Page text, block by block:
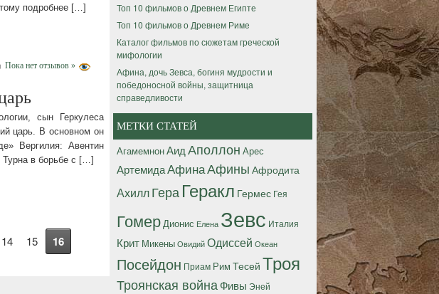
подробнее […]
Пока нет отзывов »
сын Геркулеса
царь. В основном он
Вергилия: Авентин
Турна в борьбе с […]
14 15 16
Топ 10 фильмов о Древнем Египте
Топ 10 фильмов о Древнем Риме
Каталог фильмов по сюжетам греческой
мифологии
Афина, дочь Зевса, богиня мудрости и
победоносной войны, защитница
справедливости
МЕТКИ СТАТЕЙ
АгамемнонАидАполлон Арес
АртемидаАфинаАфины Афродита
АхиллГера Геракл Гермес Гея
ГомерДионис Елена Зевс Италия
Крит Микены Овидий Одиссей Океан
Посейдон Приам Рим Тесей Троя
Троянская войнаФивы Эней